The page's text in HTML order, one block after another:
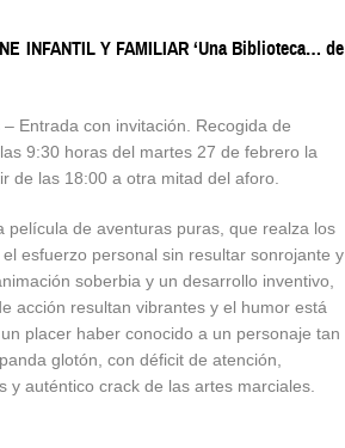
INFANTIL Y FAMILIAR ‘Una Biblioteca… de
Entrada con invitación. Recogida de
9:30 horas del martes 27 de febrero la
de las 18:00 a otra mitad del aforo.
película de aventuras puras, que realza los
esfuerzo personal sin resultar sonrojante y
soberbia y un desarrollo inventivo,
acción resultan vibrantes y el humor está
placer haber conocido a un personaje tan
glotón, con déficit de atención,
y auténtico crack de las artes marciales.